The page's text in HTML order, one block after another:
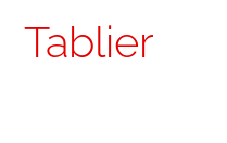
Tablier